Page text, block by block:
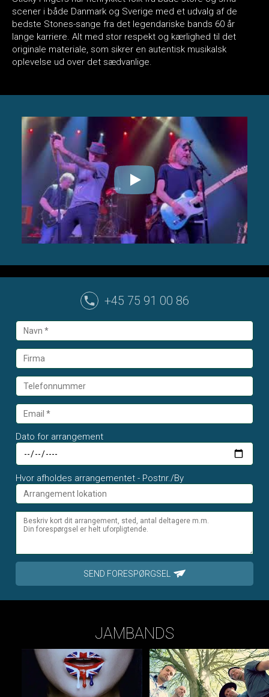
scener i både Danmark og Sverige med et udvalg af de
bedste Stones-sange fra det legendariske bands 60 år
lange karriere. Alt med stor respekt og kærlighed til det
originale materiale, som sikrer en autentisk musikalsk
oplevelse ud over det sædvanlige.
+45 75 91 00 86
Dato for arrangement
Hvor afholdes arrangementet - Postnr./By
SEND FORESPØRGSEL
JAMBANDS